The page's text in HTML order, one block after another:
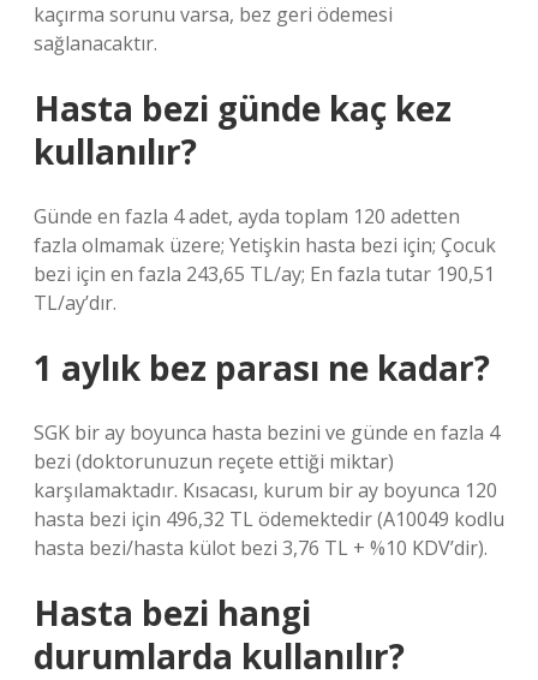
kaçırma sorunu varsa, bez geri ödemesi
sağlanacaktır.
Hasta bezi günde kaç kez
kullanılır?
Günde en fazla 4 adet, ayda toplam 120 adetten
fazla olmamak üzere; Yetişkin hasta bezi için; Çocuk
bezi için en fazla 243,65 TL/ay; En fazla tutar 190,51
TL/ay’dır.
1 aylık bez parası ne kadar?
SGK bir ay boyunca hasta bezini ve günde en fazla 4
bezi (doktorunuzun reçete ettiği miktar)
karşılamaktadır. Kısacası, kurum bir ay boyunca 120
hasta bezi için 496,32 TL ödemektedir (A10049 kodlu
hasta bezi/hasta külot bezi 3,76 TL + %10 KDV’dir).
Hasta bezi hangi
durumlarda kullanılır?